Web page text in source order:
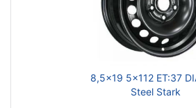
8,5x19 5x112 ET:37
Steel Stark